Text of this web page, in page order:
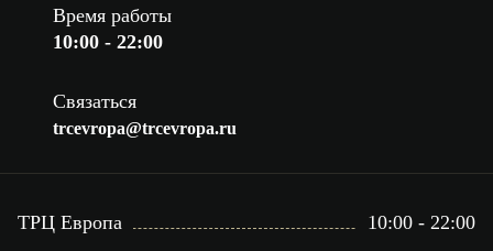
Время работы
10:00 - 22:00
Связаться
trcevropa@trcevropa.ru
ТРЦ Европа
10:00 - 22:00